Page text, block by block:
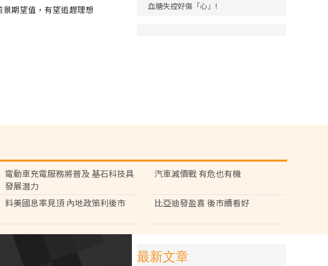
期望值，有望追趕理想
血糖失控好傷「心」!
電動車充電服務將普及 基石科技具
發展潛力
汽車減價戰 有危也有機
料美國息率見頂 內地政策利後市 比亞迪發盈喜 後市續看好
最新文章